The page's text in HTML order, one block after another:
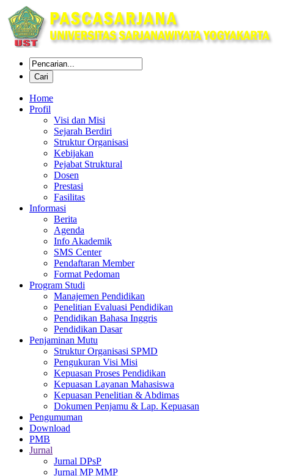
Home
Profil
Visi dan Misi
Sejarah Berdiri
Struktur Organisasi
Kebijakan
Pejabat Struktural
Dosen
Prestasi
Fasilitas
Informasi
Berita
Agenda
Info Akademik
SMS Center
Pendaftaran Member
Format Pedoman
Program Studi
Manajemen Pendidikan
Penelitian Evaluasi Pendidikan
Pendidikan Bahasa Inggris
Pendidikan Dasar
Penjaminan Mutu
Struktur Organisasi SPMD
Pengukuran Visi Misi
Kepuasan Proses Pendidikan
Kepuasan Layanan Mahasiswa
Kepuasan Penelitian & Abdimas
Dokumen Penjamu & Lap. Kepuasan
Pengumuman
Download
PMB
Jurnal
Jurnal DPsP
Jurnal MP MMP